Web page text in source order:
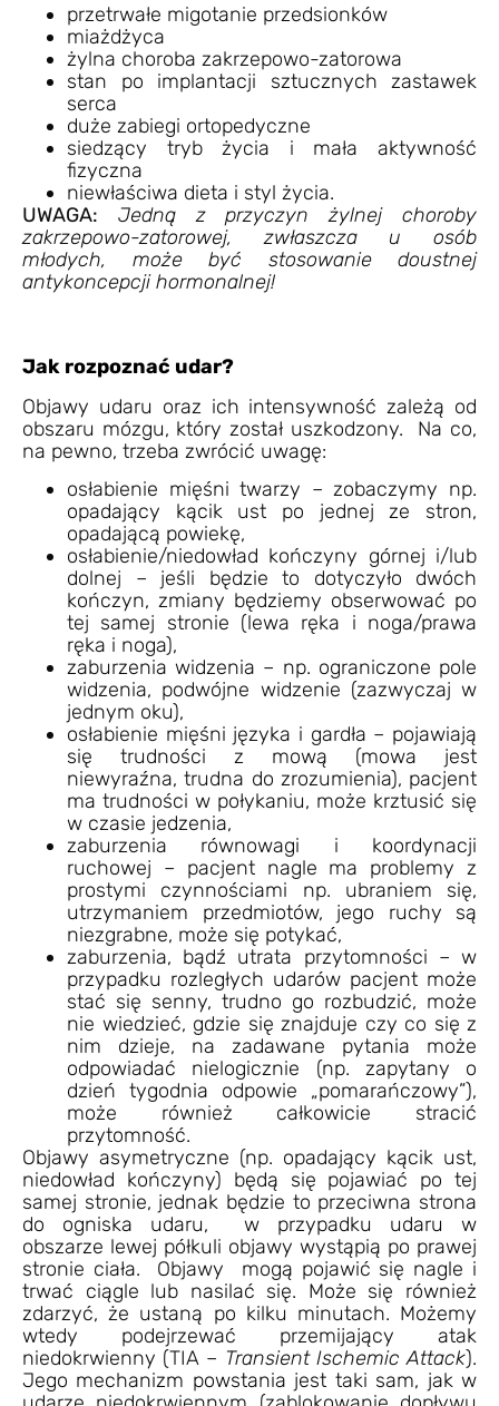
przetrwałe migotanie przedsionków
miażdżyca
żylna choroba zakrzepowo-zatorowa
stan po implantacji sztucznych zastawek
serca
duże zabiegi ortopedyczne
siedzący tryb życia i mała aktywność
fizyczna
niewłaściwa dieta i styl życia.
UWAGA:
Jedną z przyczyn żylnej choroby
zakrzepowo-zatorowej, zwłaszcza u osób
młodych, może być stosowanie doustnej
antykoncepcji hormonalnej!
Jak rozpoznać udar?
Objawy udaru oraz ich intensywność zależą od
obszaru mózgu, który został uszkodzony. Na co,
na pewno, trzeba zwrócić uwagę:
osłabienie mięśni twarzy – zobaczymy np.
opadający kącik ust po jednej ze stron,
opadającą powiekę,
osłabienie/niedowład kończyny górnej i/lub
dolnej – jeśli będzie to dotyczyło dwóch
kończyn, zmiany będziemy obserwować po
tej samej stronie (lewa ręka i noga/prawa
ręka i noga),
zaburzenia widzenia – np. ograniczone pole
widzenia, podwójne widzenie (zazwyczaj w
jednym oku),
osłabienie mięśni języka i gardła – pojawiają
się trudności z mową (mowa jest
niewyraźna, trudna do zrozumienia), pacjent
ma trudności w połykaniu, może krztusić się
w czasie jedzenia,
zaburzenia równowagi i koordynacji
ruchowej – pacjent nagle ma problemy z
prostymi czynnościami np. ubraniem się,
utrzymaniem przedmiotów, jego ruchy są
niezgrabne, może się potykać,
zaburzenia, bądź utrata przytomności – w
przypadku rozległych udarów pacjent może
stać się senny, trudno go rozbudzić, może
nie wiedzieć, gdzie się znajduje czy co się z
nim dzieje, na zadawane pytania może
odpowiadać nielogicznie (np. zapytany o
dzień tygodnia odpowie „pomarańczowy”),
może również całkowicie stracić
przytomność.
Objawy asymetryczne (np. opadający kącik ust,
niedowład kończyny) będą się pojawiać po tej
samej stronie, jednak będzie to przeciwna strona
do ogniska udaru, w przypadku udaru w
obszarze lewej półkuli objawy wystąpią po prawej
stronie ciała. Objawy mogą pojawić się nagle i
trwać ciągle lub nasilać się. Może się również
zdarzyć, że ustaną po kilku minutach. Możemy
wtedy podejrzewać przemijający atak
niedokrwienny (TIA – Transient Ischemic Attack).
Jego mechanizm powstania jest taki sam, jak w